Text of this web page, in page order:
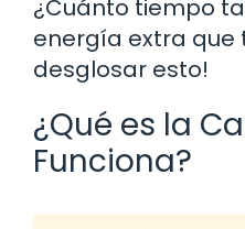
¿Cuánto tiempo
energía extra que
desglosar esto!
¿Qué es la
Funciona?